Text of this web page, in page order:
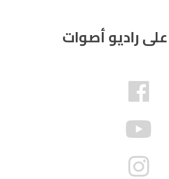
على راديو أصوات